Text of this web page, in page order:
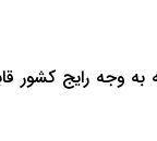
وجه رایج کشور